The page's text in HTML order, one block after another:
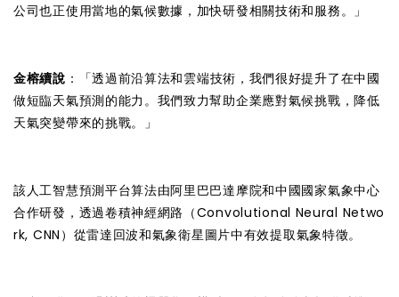
公司也正使用當地的氣候數據，加快研發相關技術和服務。」
金榕續說 ：「透過前沿算法和雲端技術，我們很好提升了在中國
做短臨天氣預測的能力。我們致力幫助企業應對氣候挑戰，降低
天氣突變帶來的挑戰。」
該人工智慧預測平台算法由阿里巴巴達摩院和中國國家氣象中心
合作研發，透過卷積神經網路（Convolutional Neural Netwo
rk, CNN）從雷達回波和氣象衛星圖片中有效提取氣象特徵。